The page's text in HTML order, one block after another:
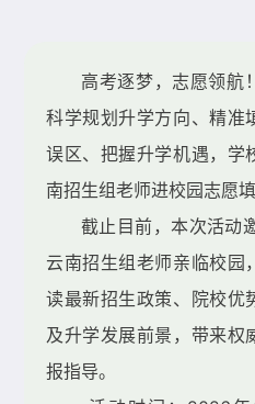
高考逐梦，志愿领航
科学规划升学方向、精准
误区、把握升学机遇，学
南招生组老师进校园志愿填
截止目前，本次活动
云南招生组老师亲临校园
读最新招生政策、院校优
及升学发展前景，带来权
报指导。